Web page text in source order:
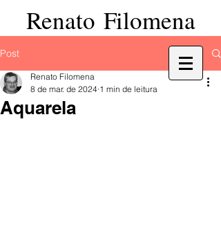
Renato Filomena
Post
Aquarela
Renato Filomena
8 de mar. de 2024 1 min de leitura